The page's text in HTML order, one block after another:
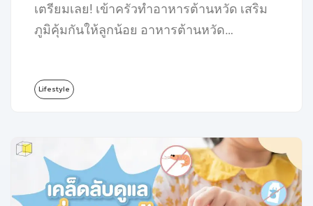
เตรียมเลย! เข้าครัวทำอาหารต้านหวัด เสริม
ภูมิคุ้มกันให้ลูกน้อย อาหารต้านหวัด…
Lifestyle